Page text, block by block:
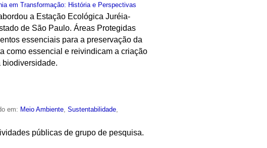
em Transformação: História e Perspectivas
a Estação Ecológica Juréia-
de São Paulo. Áreas Protegidas
essenciais para a preservação da
como essencial e reivindicam a criação
biodiversidade.
em: Meio Ambiente,Sustentabilidade,
públicas de grupo de pesquisa.